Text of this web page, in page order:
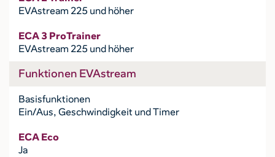
EVAstream 225 und höher
ECA 3 ProTrainer
EVAstream 225 und höher
Funktionen EVAstream
Basisfunktionen
Ein/Aus, Geschwindigkeit und Timer
ECA Eco
Ja